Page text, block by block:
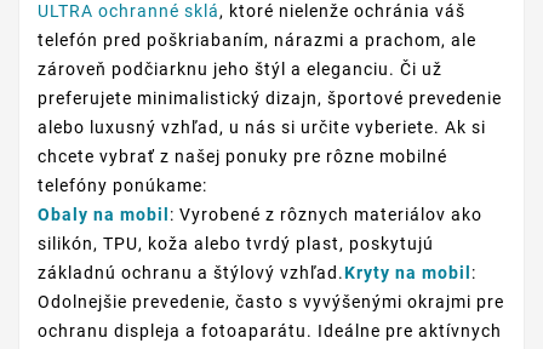
ULTRA ochranné sklá, ktoré nielenže ochránia váš
telefón pred poškriabaním, nárazmi a prachom, ale
zároveň podčiarknu jeho štýl a eleganciu. Či už
preferujete minimalistický dizajn, športové prevedenie
alebo luxusný vzhľad, u nás si určite vyberiete. Ak si
chcete vybrať z našej ponuky pre rôzne mobilné
telefóny ponúkame:
Obaly na mobil : Vyrobené z rôznych materiálov ako
silikón, TPU, koža alebo tvrdý plast, poskytujú
základnú ochranu a štýlový vzhľad.Kryty na mobil :
Odolnejšie prevedenie, často s vyvýšenými okrajmi pre
ochranu displeja a fotoaparátu. Ideálne pre aktívnych